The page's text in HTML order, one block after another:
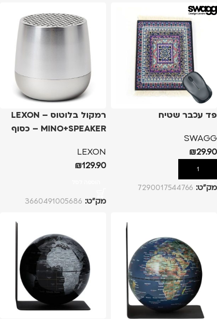
פד עכבר שטיח
SWAGG
₪29.90
הוספה לסל
מק”ט: 7290017544766
רמקול בלוטוס – LEXON
MINO+SPEAKER – כסוף
LEXON
₪129.90
מק”ט: 3660491005686